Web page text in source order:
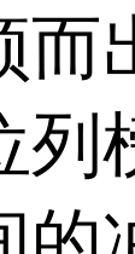
而
列